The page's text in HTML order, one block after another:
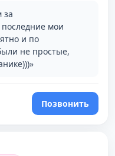
за
мои
и по
не простые,
Позвонить